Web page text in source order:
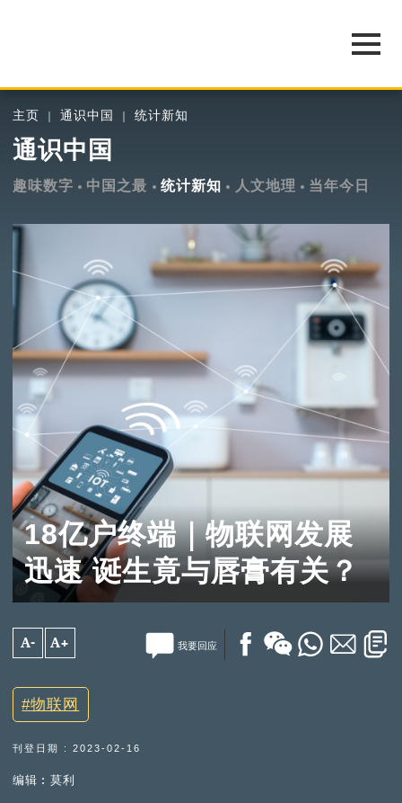
主页 通识中国 统计新知
通识中国
趣味数字 中国之最 统计新知 人文地理 当年今日
18亿户终端｜物联网发展
迅速 诞生竟与唇膏有关？
A- A+ 我要回应
物联网
刊登日期 : 2023-02-16
编辑︰莫利